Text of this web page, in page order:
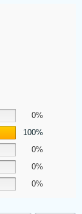
0%
100%
0%
0%
0%